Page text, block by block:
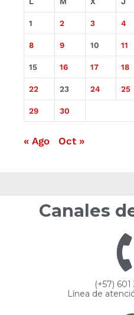
1 2 3 4
8 9 10 11
15 16 17 18
22 23 24 25
29 30
« Ago Oct »
Canales
(+57)
Línea de